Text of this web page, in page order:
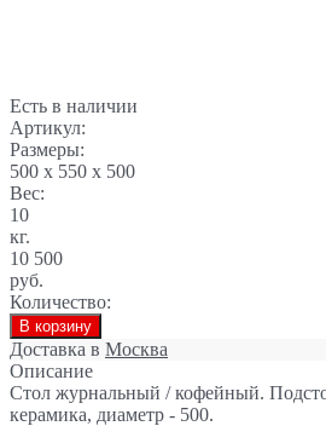
Есть в наличии
Артикул:
Размеры:
500 x 550 x 500
Вес:
10
кг.
10 500
руб.
Количество:
В корзину
Доставка в Москва
Описание
Стол журнальный / кофейный.
керамика, диаметр - 500.